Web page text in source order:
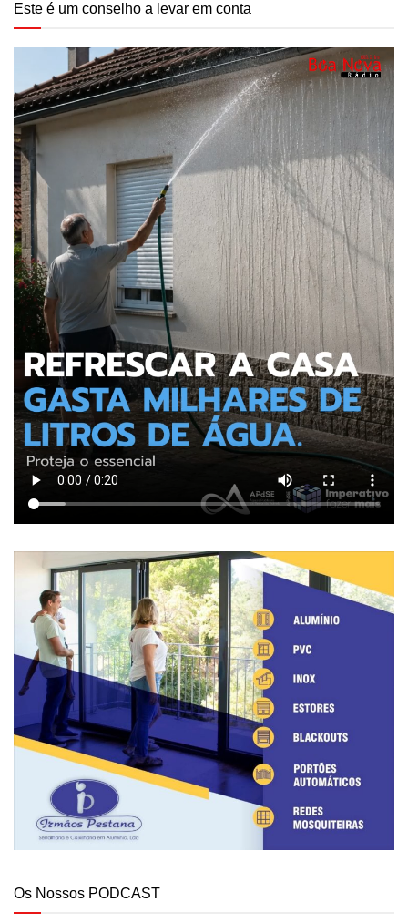
Este é um conselho a levar em conta
Os Nossos PODCAST